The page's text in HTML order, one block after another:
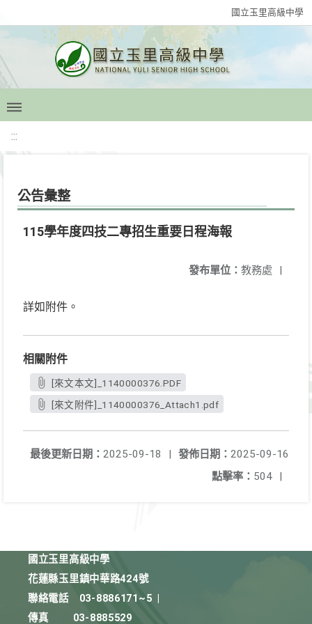
國立玉里高級中學
:::
公告彙整
115學年度四技二專招生重要日程海報
發布單位： 教務處 |
詳如附件。
相關附件
[來文本文]_1140000376.PDF
[來文附件]_1140000376_Attach1.pdf
發佈日期： 2025-09-16
最後更新日期： 2025-09-18
|
點擊率： 504 |
國立玉里高級中學
花蓮縣玉里鎮中華路424號
聯絡電話
03-8886171~5
傳真
03-8885529